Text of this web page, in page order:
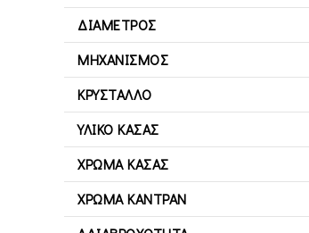
ΔΙΆΜΕΤΡΟΣ
ΜΗΧΑΝΙΣΜΌΣ
ΚΡΎΣΤΑΛΛΟ
ΥΛΙΚΌ ΚΆΣΑΣ
ΧΡΏΜΑ ΚΆΣΑΣ
ΧΡΏΜΑ ΚΑΝΤΡΆΝ